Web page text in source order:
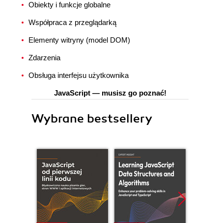
Obiekty i funkcje globalne
Współpraca z przeglądarką
Elementy witryny (model DOM)
Zdarzenia
Obsługa interfejsu użytkownika
JavaScript — musisz go poznać!
Wybrane bestsellery